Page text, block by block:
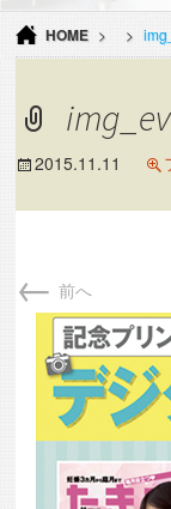
テ
ン
ツ
キ
ッ
HOME > >
2015.11.11
← 前へ